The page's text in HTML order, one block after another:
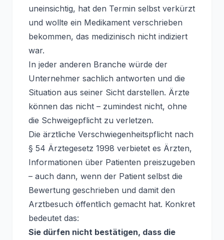
uneinsichtig, hat den Termin selbst verkürzt
und wollte ein Medikament verschrieben
bekommen, das medizinisch nicht indiziert
war.
In jeder anderen Branche würde der
Unternehmer sachlich antworten und die
Situation aus seiner Sicht darstellen. Ärzte
können das nicht – zumindest nicht, ohne
die Schweigepflicht zu verletzen.
Die ärztliche Verschwiegenheitspflicht nach
§ 54 Ärztegesetz 1998 verbietet es Ärzten,
Informationen über Patienten preiszugeben
– auch dann, wenn der Patient selbst die
Bewertung geschrieben und damit den
Arztbesuch öffentlich gemacht hat. Konkret
bedeutet das:
Sie dürfen nicht bestätigen, dass die